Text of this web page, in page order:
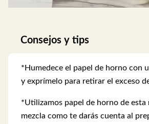
Consejos y tips
*Humedece el papel de horno con
y exprímelo para retirar el exceso
*Utilizamos papel de horno de esta
mezcla como te darás cuenta al